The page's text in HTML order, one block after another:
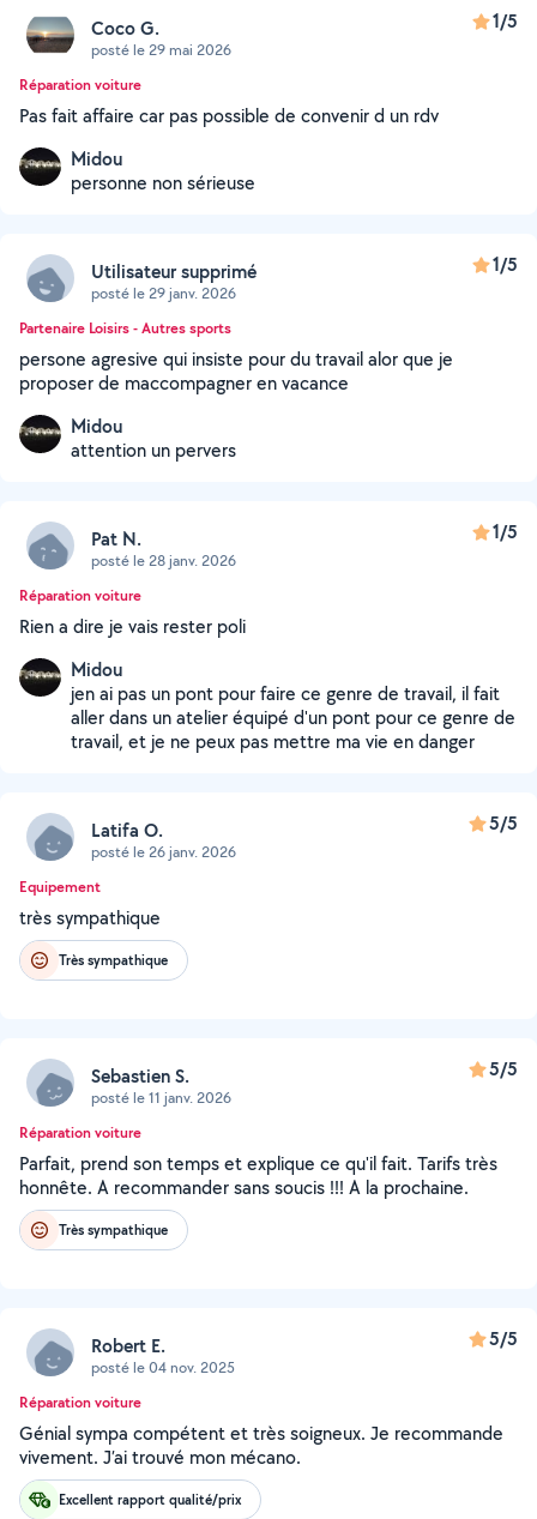
Coco G.
posté le 29 mai 2026
1/5
Réparation voiture
Pas fait affaire car pas possible de convenir d un rdv
Midou
personne non sérieuse
Utilisateur supprimé
posté le 29 janv. 2026
1/5
Partenaire Loisirs - Autres sports
persone agresive qui insiste pour du travail alor que je
proposer de maccompagner en vacance
Midou
attention un pervers
Pat N.
posté le 28 janv. 2026
1/5
Réparation voiture
Rien a dire je vais rester poli
Midou
jen ai pas un pont pour faire ce genre de travail, il fait
aller dans un atelier équipé d'un pont pour ce genre de
travail, et je ne peux pas mettre ma vie en danger
Latifa O.
posté le 26 janv. 2026
5/5
Equipement
très sympathique
Très sympathique
Sebastien S.
posté le 11 janv. 2026
5/5
Réparation voiture
Parfait, prend son temps et explique ce qu'il fait. Tarifs très
honnête. A recommander sans soucis !!! A la prochaine.
Très sympathique
Robert E.
posté le 04 nov. 2025
5/5
Réparation voiture
Génial sympa compétent et très soigneux. Je recommande
vivement. J’ai trouvé mon mécano.
Excellent rapport qualité/prix